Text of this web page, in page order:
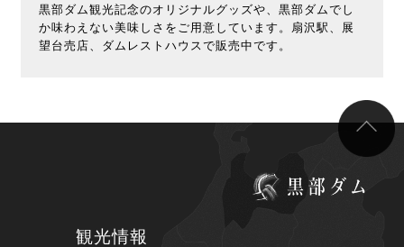
黒部ダム観光記念のオリジナルグッズや、黒部ダムでし
か味わえない美味しさをご用意しています。扇沢駅、展
望台売店、ダムレストハウスで販売中です。
観光情報